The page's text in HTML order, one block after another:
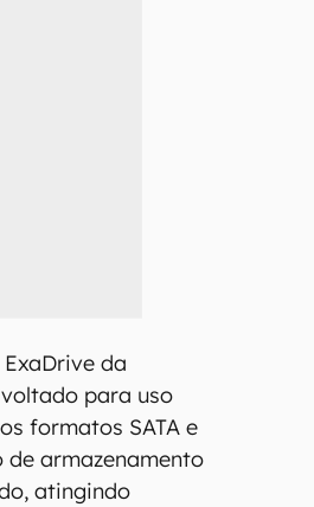
ExaDrive da
para uso
formatos SATA e
de armazenamento
atingindo